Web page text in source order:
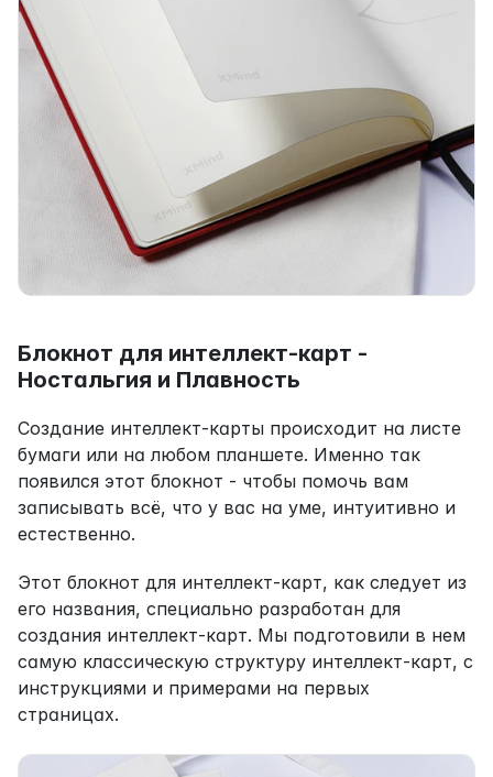
Блокнот для интеллект-карт -
Ностальгия и Плавность
Создание интеллект-карты происходит на листе
бумаги или на любом планшете. Именно так
появился этот блокнот - чтобы помочь вам
записывать всё, что у вас на уме, интуитивно и
естественно.
Этот блокнот для интеллект-карт, как следует из
его названия, специально разработан для
создания интеллект-карт. Мы подготовили в нем
самую классическую структуру интеллект-карт, с
инструкциями и примерами на первых
страницах.